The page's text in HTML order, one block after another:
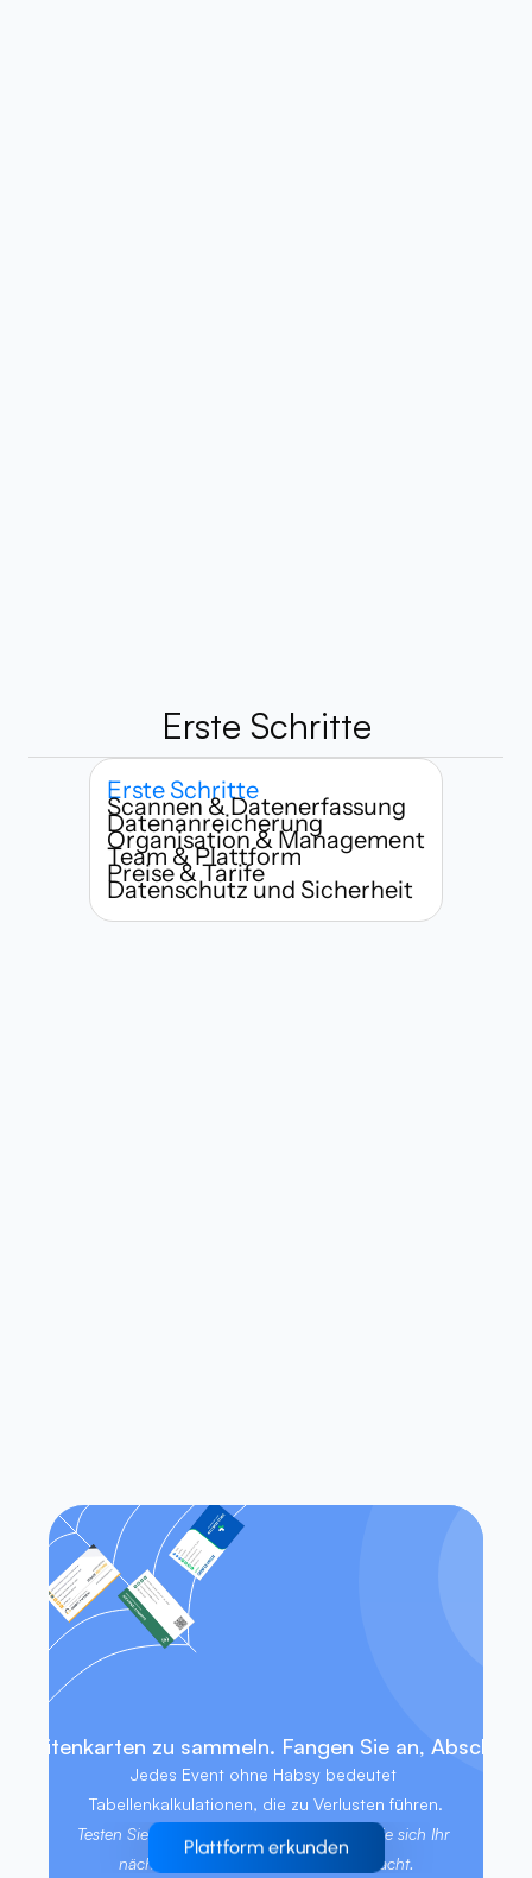
Erste Schritte
Erste Schritte
Scannen & Datenerfassung
Datenanreicherung
Organisation & Management
Team & Plattform
Preise & Tarife
Datenschutz und Sicherheit
eine Internetverbindung zugreifen?
Visitenkarten zu sammeln. Fangen Sie an,
Jedes Event ohne Habsy bedeutet
Tabellenkalkulationen, die zu Verlusten führen.
Testen Sie Habsy kostenlos. Erleben Sie, wie sich Ihr
nächstes Event von selbst bezahlt macht.
Plattform erkunden